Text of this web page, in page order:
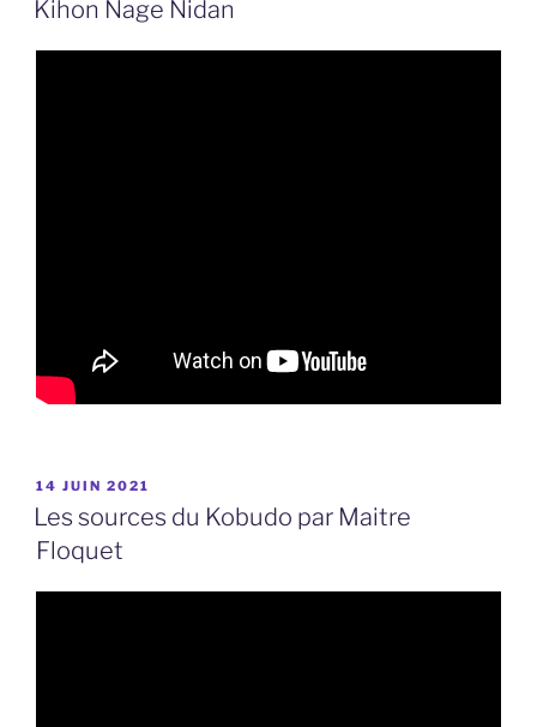
Kihon Nage Nidan
PUBLIÉ
LE
14 JUIN 2021
Les sources du Kobudo par Maitre
Floquet